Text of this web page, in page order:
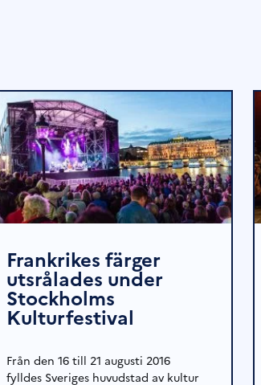
Frankrikes färger
utsrålades under
Stockholms
Kulturfestival
Från den 16 till 21 augusti 2016
fylldes Sveriges huvudstad av kultur